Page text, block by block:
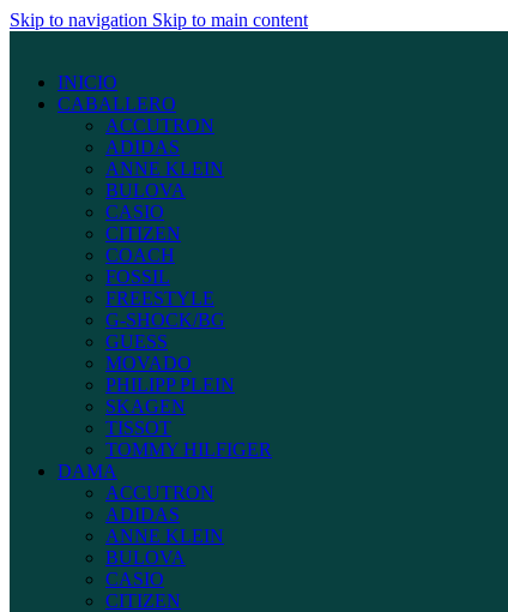
Skip to navigation Skip to main content
INICIO
CABALLERO
ACCUTRON
ADIDAS
ANNE KLEIN
BULOVA
CASIO
CITIZEN
COACH
FOSSIL
FREESTYLE
G-SHOCK/BG
GUESS
MOVADO
PHILIPP PLEIN
SKAGEN
TISSOT
TOMMY HILFIGER
DAMA
ACCUTRON
ADIDAS
ANNE KLEIN
BULOVA
CASIO
CITIZEN